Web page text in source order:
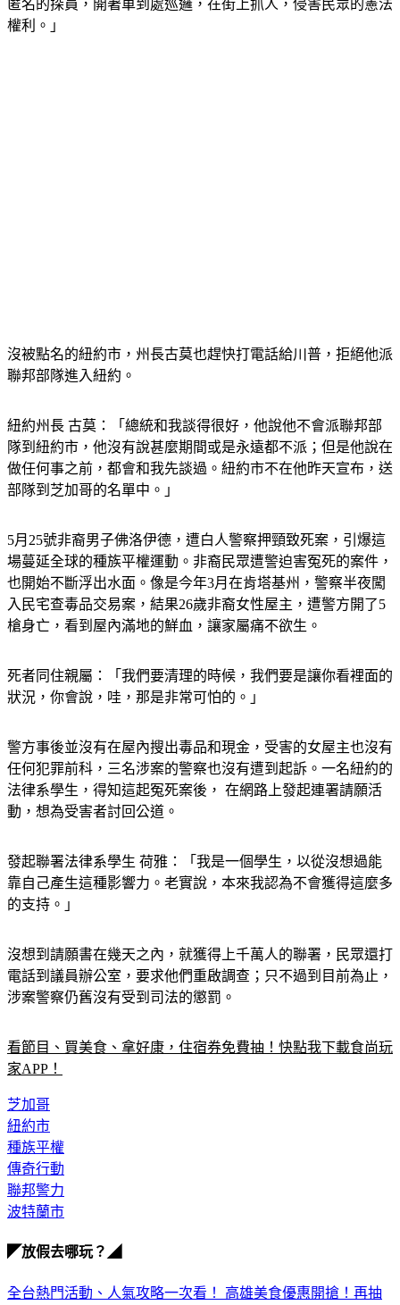
匿名的探員，開著車到處巡邏，在街上抓人，侵害民眾的憲法
權利。」
沒被點名的紐約市，州長古莫也趕快打電話給川普，拒絕他派
聯邦部隊進入紐約。
紐約州長 古莫：「總統和我談得很好，他說他不會派聯邦部
隊到紐約市，他沒有說甚麼期間或是永遠都不派；但是他說在
做任何事之前，都會和我先談過。紐約市不在他昨天宣布，送
部隊到芝加哥的名單中。」
5月25號非裔男子佛洛伊德，遭白人警察押頸致死案，引爆這
場蔓延全球的種族平權運動。非裔民眾遭警迫害冤死的案件，
也開始不斷浮出水面。像是今年3月在肯塔基州，警察半夜闖
入民宅查毒品交易案，結果26歲非裔女性屋主，遭警方開了5
槍身亡，看到屋內滿地的鮮血，讓家屬痛不欲生。
死者同住親屬：「我們要清理的時候，我們要是讓你看裡面的
狀況，你會說，哇，那是非常可怕的。」
警方事後並沒有在屋內搜出毒品和現金，受害的女屋主也沒有
任何犯罪前科，三名涉案的警察也沒有遭到起訴。一名紐約的
法律系學生，得知這起冤死案後， 在網路上發起連署請願活
動，想為受害者討回公道。
發起聯署法律系學生 荷雅：「我是一個學生，以從沒想過能
靠自己產生這種影響力。老實說，本來我認為不會獲得這麼多
的支持。」
沒想到請願書在幾天之內，就獲得上千萬人的聯署，民眾還打
電話到議員辦公室，要求他們重啟調查；只不過到目前為止，
涉案警察仍舊沒有受到司法的懲罰。
看節目、買美食、拿好康，住宿券免費抽！快點我下載食尚玩
家APP！
芝加哥
紐約市
種族平權
傳奇行動
聯邦警力
波特蘭市
◤放假去哪玩？◢
全台熱門活動、人氣攻略一次看！ 高雄美食優惠開搶！再抽